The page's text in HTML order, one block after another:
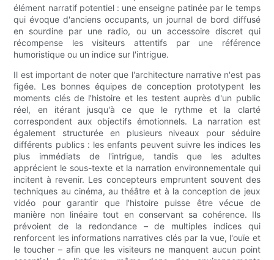
élément narratif potentiel : une enseigne patinée par le temps
qui évoque d'anciens occupants, un journal de bord diffusé
en sourdine par une radio, ou un accessoire discret qui
récompense les visiteurs attentifs par une référence
humoristique ou un indice sur l'intrigue.
Il est important de noter que l'architecture narrative n'est pas
figée. Les bonnes équipes de conception prototypent les
moments clés de l'histoire et les testent auprès d'un public
réel, en itérant jusqu'à ce que le rythme et la clarté
correspondent aux objectifs émotionnels. La narration est
également structurée en plusieurs niveaux pour séduire
différents publics : les enfants peuvent suivre les indices les
plus immédiats de l'intrigue, tandis que les adultes
apprécient le sous-texte et la narration environnementale qui
incitent à revenir. Les concepteurs empruntent souvent des
techniques au cinéma, au théâtre et à la conception de jeux
vidéo pour garantir que l'histoire puisse être vécue de
manière non linéaire tout en conservant sa cohérence. Ils
prévoient de la redondance – de multiples indices qui
renforcent les informations narratives clés par la vue, l'ouïe et
le toucher – afin que les visiteurs ne manquent aucun point